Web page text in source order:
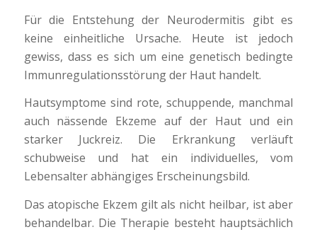
Für die Entstehung der Neurodermitis gibt es
keine einheitliche Ursache. Heute ist jedoch
gewiss, dass es sich um eine genetisch bedingte
Immunregulationsstörung der Haut handelt.
Hautsymptome sind rote, schuppende, manchmal
auch nässende Ekzeme auf der Haut und ein
starker Juckreiz. Die Erkrankung verläuft
schubweise und hat ein individuelles, vom
Lebensalter abhängiges Erscheinungsbild.
Das atopische Ekzem gilt als nicht heilbar, ist aber
behandelbar. Die Therapie besteht hauptsächlich